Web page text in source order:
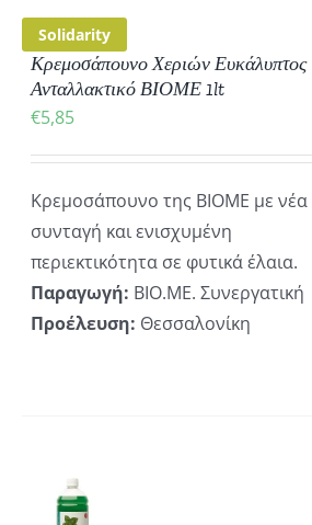
Solidarity
Κρεμοσάπουνο Χεριών Ευκάλυπτος
Ανταλλακτικό ΒΙΟΜΕ 1lt
€5,85
Κρεμοσάπουνο της ΒΙΟΜΕ με νέα
συνταγή και ενισχυμένη
περιεκτικότητα σε φυτικά έλαια.
Παραγωγή: ΒΙΟ.ΜΕ. Συνεργατική
Προέλευση: Θεσσαλονίκη